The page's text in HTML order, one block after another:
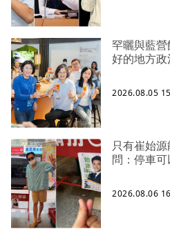
罕曬與藍
好的地方
2026.08.05
只有崔始
問：停車
2026.08.06